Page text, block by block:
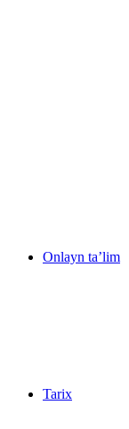
Onlayn ta’lim
Tarix